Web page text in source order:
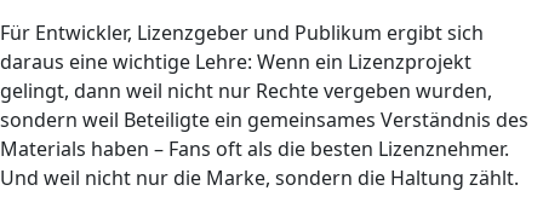
Für Entwickler, Lizenzgeber und Publikum ergibt sich
daraus eine wichtige Lehre: Wenn ein Lizenzprojekt
gelingt, dann weil nicht nur Rechte vergeben wurden,
sondern weil Beteiligte ein gemeinsames Verständnis des
Materials haben – Fans oft als die besten Lizenznehmer.
Und weil nicht nur die Marke, sondern die Haltung zählt.